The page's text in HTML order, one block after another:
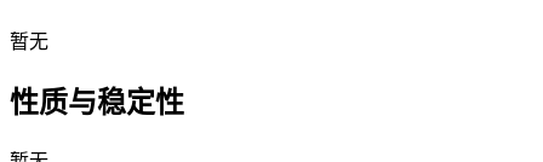
暂无
性质与稳定性